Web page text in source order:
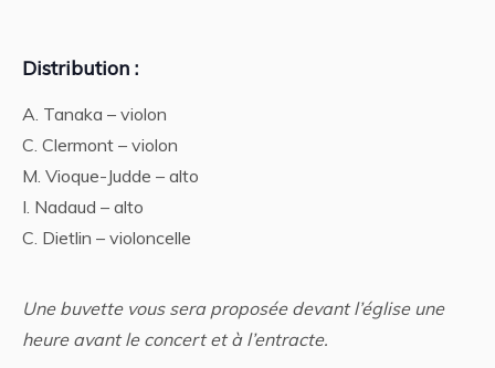
Distribution :
A. Tanaka – violon
C. Clermont – violon
M. Vioque-Judde – alto
I. Nadaud – alto
C. Dietlin – violoncelle
Une buvette vous sera proposée devant l’église une
heure avant le concert et à l’entracte.